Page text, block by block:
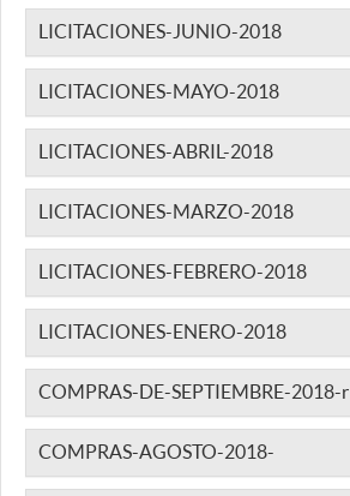
LICITACIONES-JUNIO-2018
LICITACIONES-MAYO-2018
LICITACIONES-ABRIL-2018
LICITACIONES-MARZO-2018
LICITACIONES-FEBRERO-2018
LICITACIONES-ENERO-2018
COMPRAS-DE-SEPTIEMBRE-2018-r
COMPRAS-AGOSTO-2018-